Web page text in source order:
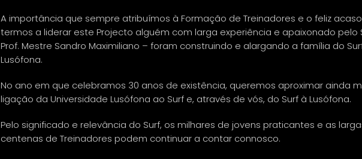
A importância que sempre atribuímos à Formação de Treinadores e o feliz
termos a liderar este Projecto alguém com larga experiência e apaixonado pelo
Prof. Mestre Sandro Maximiliano – foram construindo e alargando a família do
Lusófona.
No ano em que celebramos 30 anos de existência, queremos aproximar ainda
ligação da Universidade Lusófona ao Surf e, através de vós, do Surf à Lusófona.
Pelo significado e relevância do Surf, os milhares de jovens praticantes e as
centenas de Treinadores podem continuar a contar connosco.